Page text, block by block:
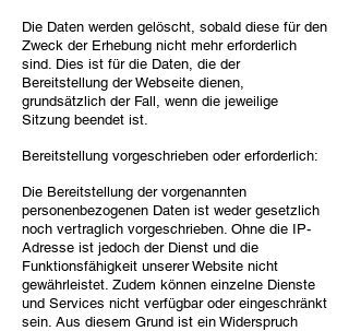
Die Daten werden gelöscht, sobald diese für den
Zweck der Erhebung nicht mehr erforderlich
sind. Dies ist für die Daten, die der
Bereitstellung der Webseite dienen,
grundsätzlich der Fall, wenn die jeweilige
Sitzung beendet ist.
Bereitstellung vorgeschrieben oder erforderlich:
Die Bereitstellung der vorgenannten
personenbezogenen Daten ist weder gesetzlich
noch vertraglich vorgeschrieben. Ohne die IP-
Adresse ist jedoch der Dienst und die
Funktionsfähigkeit unserer Website nicht
gewährleistet. Zudem können einzelne Dienste
und Services nicht verfügbar oder eingeschränkt
sein. Aus diesem Grund ist ein Widerspruch